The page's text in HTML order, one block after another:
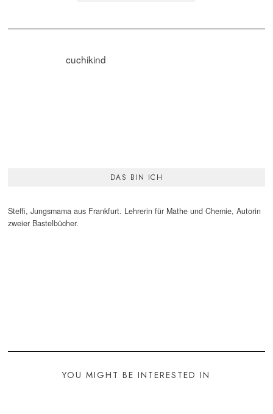
cuchikind
DAS BIN ICH
Steffi, Jungsmama aus Frankfurt. Lehrerin für Mathe und Chemie, Autorin
zweier Bastelbücher.
YOU MIGHT BE INTERESTED IN